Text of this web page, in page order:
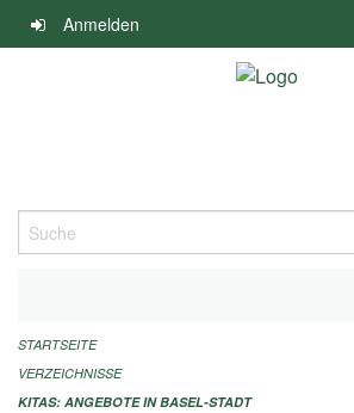
Navigation
überspringen
Anmelden
Suche
ALLGEMEINE INFORMATIONEN
IMPRESSUM
STARTSEITE
VERZEICHNISSE
KITAS: ANGEBOTE IN BASEL-STADT